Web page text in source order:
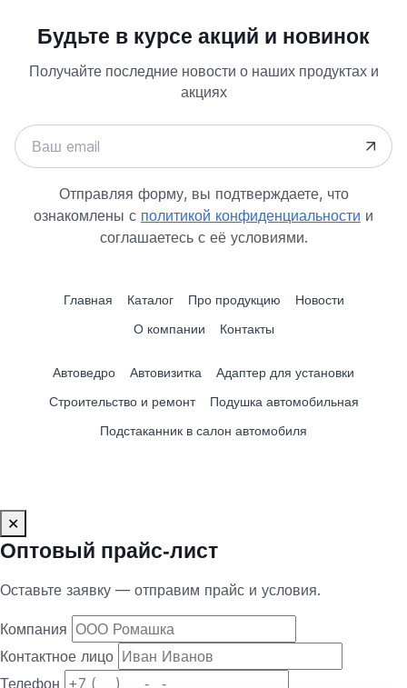
Будьте в курсе акций и новинок
Получайте последние новости о наших продуктах и
акциях
Отправляя форму, вы подтверждаете, что
ознакомлены с политикой конфиденциальности и
соглашаетесь с её условиями.
Главная Каталог Про продукцию
Новости
О компании
Контакты
Автоведро Автовизитка
Адаптер для установки
Строительство и ремонт
Подушка автомобильная
Подстаканник в салон автомобиля
✕
Оптовый прайс‑лист
Оставьте заявку — отправим прайс и условия.
Компания
Контактное лицо
Телефон